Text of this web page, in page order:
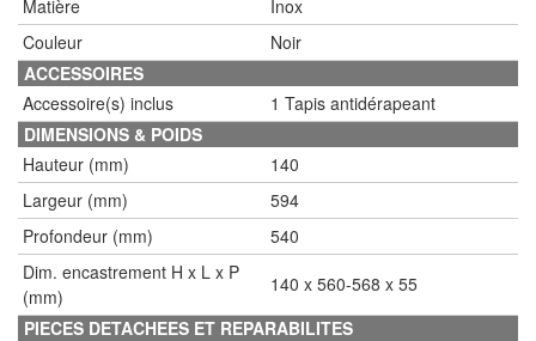
Matière
Inox
Couleur
Noir
ACCESSOIRES
Accessoire(s) inclus
1 Tapis antidérapeant
DIMENSIONS & POIDS
Hauteur (mm)
140
Largeur (mm)
594
Profondeur (mm)
540
Dim. encastrement H x L x P
(mm)
140 x 560-568 x 55
PIECES DETACHEES ET REPARABILITES